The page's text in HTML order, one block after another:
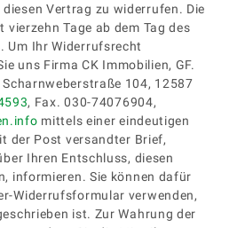
Vertrag zu widerrufen. Die
Tage ab dem Tag des
Um Ihr Widerrufsrecht
uns Firma CK Immobilien, GF.
104, 12587
, Fax. 030-74076904,
mittels einer eindeutigen
der Post versandter Brief,
Ihren Entschluss, diesen
informieren. Sie können dafür
Widerrufsformular verwenden,
ist. Zur Wahrung der